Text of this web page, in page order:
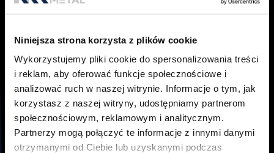
Niniejsza strona korzysta z plików cookie
Wykorzystujemy pliki cookie do spersonalizowania treści
i reklam, aby oferować funkcje społecznościowe i
analizować ruch w naszej witrynie. Informacje o tym, jak
korzystasz z naszej witryny, udostępniamy partnerom
społecznościowym, reklamowym i analitycznym.
Partnerzy mogą połączyć te informacje z innymi danymi
otrzymanymi od Ciebie lub uzyskanymi podczas
Email
Telefon